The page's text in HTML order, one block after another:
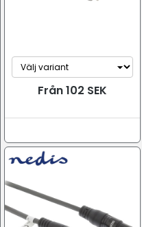
Från 102 SEK